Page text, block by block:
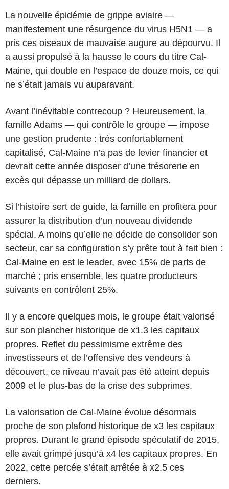
La nouvelle épidémie de grippe aviaire —
manifestement une résurgence du virus H5N1 — a
pris ces oiseaux de mauvaise augure au dépourvu. Il
a aussi propulsé à la hausse le cours du titre Cal-
Maine, qui double en l’espace de douze mois, ce qui
ne s’était jamais vu auparavant.
Avant l’inévitable contrecoup ? Heureusement, la
famille Adams — qui contrôle le groupe — impose
une gestion prudente : très confortablement
capitalisé, Cal-Maine n’a pas de levier financier et
devrait cette année disposer d’une trésorerie en
excès qui dépasse un milliard de dollars.
Si l’histoire sert de guide, la famille en profitera pour
assurer la distribution d’un nouveau dividende
spécial. A moins qu’elle ne décide de consolider son
secteur, car sa configuration s’y prête tout à fait bien :
Cal-Maine en est le leader, avec 15% de parts de
marché ; pris ensemble, les quatre producteurs
suivants en contrôlent 25%.
Il y a encore quelques mois, le groupe était valorisé
sur son plancher historique de x1.3 les capitaux
propres. Reflet du pessimisme extrême des
investisseurs et de l’offensive des vendeurs à
découvert, ce niveau n’avait pas été atteint depuis
2009 et le plus-bas de la crise des subprimes.
La valorisation de Cal-Maine évolue désormais
proche de son plafond historique de x3 les capitaux
propres. Durant le grand épisode spéculatif de 2015,
elle avait grimpé jusqu’à x4 les capitaux propres. En
2022, cette percée s’était arrêtée à x2.5 ces
derniers.